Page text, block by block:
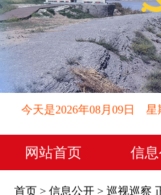
今天是2026年08月09日
网站首页 信
首页 > 信息公开 > 巡视巡察